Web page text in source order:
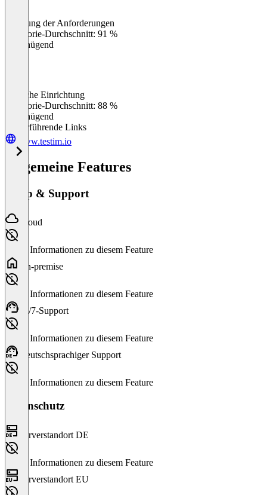
Erfüllung der Anforderungen
Kategorie-Durchschnitt: 91 %
Ungenügend
Einfache Einrichtung
Kategorie-Durchschnitt: 88 %
Ungenügend
Weiterführende Links
www.testim.io
Allgemeine Features
Setup & Support
Cloud
Keine Informationen zu diesem Feature
On-premise
Keine Informationen zu diesem Feature
24/7-Support
Keine Informationen zu diesem Feature
Deutschsprachiger Support
Keine Informationen zu diesem Feature
Datenschutz
Serverstandort DE
Keine Informationen zu diesem Feature
Serverstandort EU